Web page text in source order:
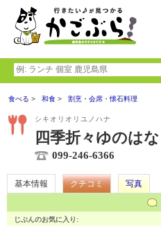
食べる 和食 割烹・会席・懐石料理
シキオリオリユノハナ
四季折々ゆのはな
099-246-6366
基本情報 クチコミ
写真
じぶんのお気に入り: